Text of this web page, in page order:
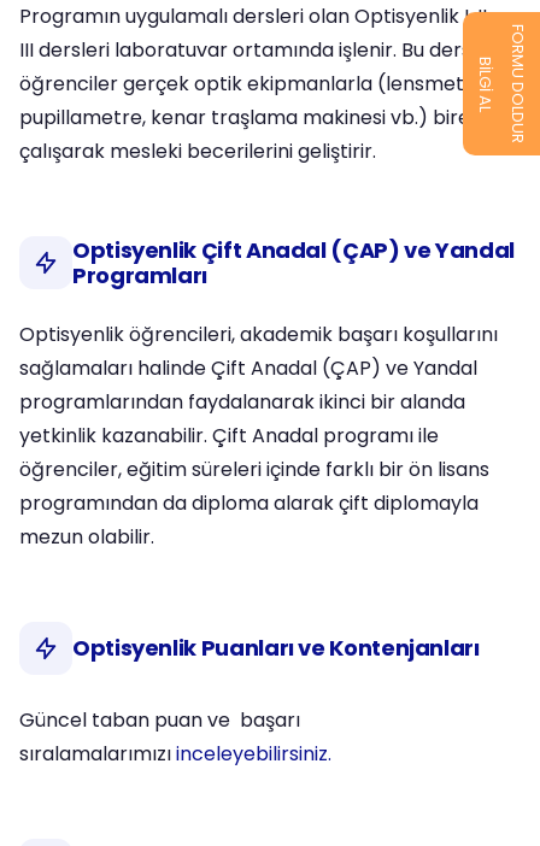
Programın uygulamalı dersleri olan Optisyenlik I, II ve
III dersleri laboratuvar ortamında işlenir. Bu derslerde
öğrenciler gerçek optik ekipmanlarla (lensmetre,
pupillametre, kenar traşlama makinesi vb.) birebir
çalışarak mesleki becerilerini geliştirir.
Optisyenlik Çift Anadal (ÇAP) ve Yandal
Programları
Optisyenlik öğrencileri, akademik başarı koşullarını
sağlamaları halinde Çift Anadal (ÇAP) ve Yandal
programlarından faydalanarak ikinci bir alanda
yetkinlik kazanabilir. Çift Anadal programı ile
öğrenciler, eğitim süreleri içinde farklı bir ön lisans
programından da diploma alarak çift diplomayla
mezun olabilir.
Optisyenlik Puanları ve Kontenjanları
Güncel taban puan ve başarı
sıralamalarımızıinceleyebilirsiniz.
BİLGİ AL FORMU DOLDUR